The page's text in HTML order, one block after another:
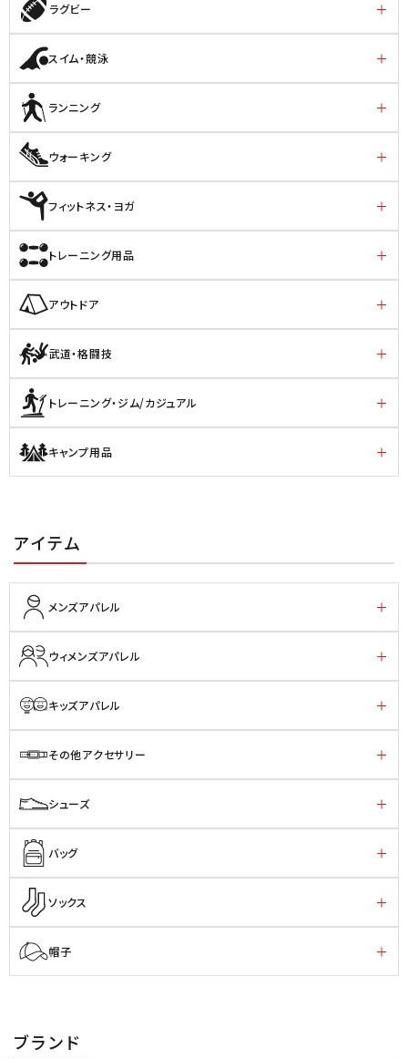
ラグビー
スイム・競泳
ランニング
ウォーキング
フィットネス・ヨガ
トレーニング用品
アウトドア
武道・格闘技
トレーニング・ジム/カジュアル
キャンプ用品
アイテム
メンズアパレル
ウィメンズアパレル
キッズアパレル
その他アクセサリー
シューズ
バッグ
ソックス
帽子
ブランド